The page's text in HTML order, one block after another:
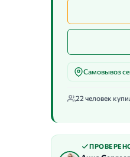
Самовывоз
22 человек